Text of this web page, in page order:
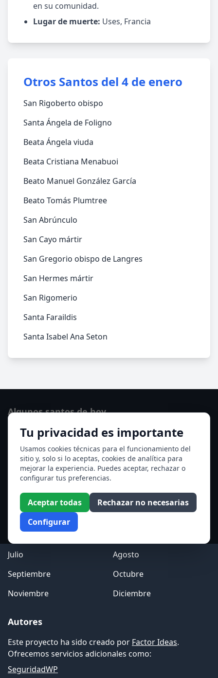
en su comunidad.
Lugar de muerte: Uses, Francia
Otros Santos del 4 de enero
San Rigoberto obispo
Santa Ángela de Foligno
Beata Ángela viuda
Beata Cristiana Menabuoi
Beato Manuel González García
Beato Tomás Plumtree
San Abrúnculo
San Cayo mártir
San Gregorio obispo de Langres
San Hermes mártir
San Rigomerio
Santa Faraildis
Santa Isabel Ana Seton
Tu privacidad es importante
Usamos cookies técnicas para el funcionamiento del
sitio y, solo si lo aceptas, cookies de analítica para
mejorar la experiencia. Puedes aceptar, rechazar o
configurar tus preferencias.
Aceptar todas
Rechazar no necesarias
Configurar
Algunos santos de hoy
Santo Domingo de Guzmán
Ver todos los santos de hoy
Acceso a los Meses
Enero
Febrero
Marzo
Abril
Mayo
Julio
Agosto
Septiembre
Octubre
Noviembre
Diciembre
Autores
Este proyecto ha sido creado por Factor Ideas.
Ofrecemos servicios adicionales como:
SeguridadWP